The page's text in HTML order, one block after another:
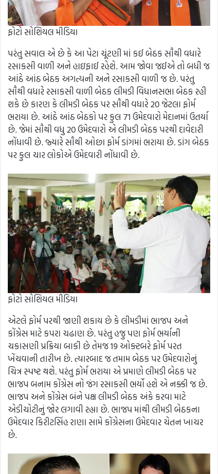
ફોટો સોશિયલ મીડિયા
પરંતુ સવાલ એ છે કે આ પેટા ચૂંટણી માં કઈ બેઠક સૌથી વધારે
રસાકસી વાળી અને હાઇફાઈ રહેશે. આમ જોવા જઈએ તો બધી જ
આંઠે આંઠ બેઠક અગત્યની અને રસાકસી વાળી જ છે. પરંતુ
સૌથી વધારે રસાકસી વાળી બેઠક લીમડી વિધાનસભા બેઠક રહી
શકે છે કારણ કે લીમડી બેઠક પર સૌથી વધારે 20 જેટલા ફોર્મ
ભરાયા છે. આંઠે આંઠ બેઠકો પર કુલ 71 ઉમેદવારો મેદાનમાં ઉતર્યા
છે. જેમાં સૌથી વધુ 20 ઉમેદવારો એ લીમડી બેઠક પરથી દાવેદારી
નોંધાવી છે. જ્યારે સૌથી ઓછા ફોર્મ ડાંગમાં ભરાયા છે. ડાંગ બેઠક
પર કુલ ચાર લોકોએ ઉમેદવારી નોંધાવી છે.
ફોટો સોશિયલ મીડિયા
એટલે ફોર્મ પરથી જાણી શકાય છે કે લીમડીમાં ભાજપ અને
કોંગ્રેસ માટે કપરા ચઢાણ છે. પરંતુ હજુ પણ ફોર્મ ભર્યાની
ચકાસણી પ્રક્રિયા બાકી છે તેમજ 19 ઓક્ટબરે ફોર્મ પરત
ખેંચવાની તારીખ છે. ત્યારબાદ જ તમામ બેઠક પર ઉમેદવારોનું
ચિત્ર સ્પષ્ટ થશે. પરંતુ ફોર્મ ભરાયા એ પ્રમાણે લીમડી બેઠક પર
ભાજપ બનામ કોંગ્રેસ નો જંગ રસાકસી ભર્યો હશે એ નક્કી જ છે.
ભાજપ અને કોંગ્રેસ બંને પક્ષ લીમડી બેઠક અંકે કરવા માટે
એડીચોટીનું જોર લગાવી રહ્યા છે. ભાજપ માંથી લીમડી બેઠકના
ઉમેદવાર કિરીટસિંહ રાણા સામે કોંગ્રેસના ઉમેદવાર ચેતન ખાચર
છે.